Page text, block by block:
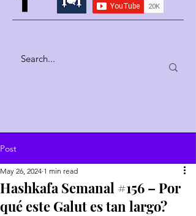
Post
Hashkafa Semanal #156 – Por
qué este Galut es tan largo?
May 26, 2024 1 min read